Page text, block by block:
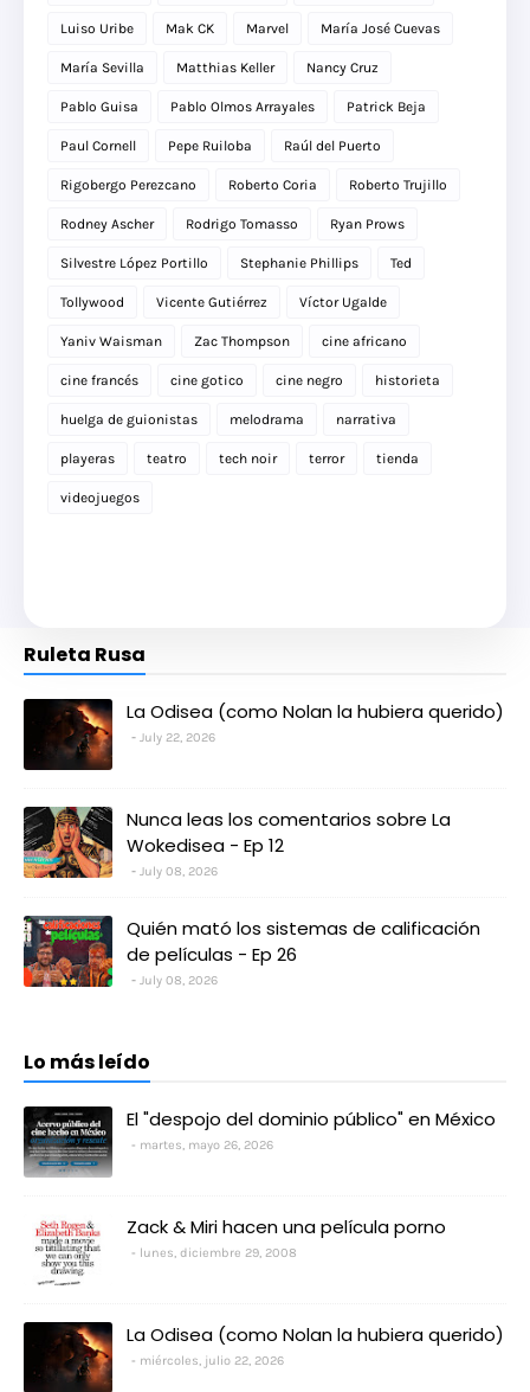
Luiso Uribe Mak CK Marvel María José Cuevas
María Sevilla Matthias Keller Nancy Cruz
Pablo Guisa Pablo Olmos Arrayales Patrick Beja
Paul Cornell Pepe Ruiloba Raúl del Puerto
Rigobergo Perezcano Roberto Coria Roberto Trujillo
Rodney Ascher Rodrigo Tomasso Ryan Prows
Silvestre López Portillo Stephanie Phillips Ted
Tollywood Vicente Gutiérrez Víctor Ugalde
Yaniv Waisman Zac Thompson cine africano
cine francés cine gotico cine negro historieta
huelga de guionistas melodrama narrativa
playeras teatro tech noir terror tienda
videojuegos
Ruleta Rusa
La Odisea (como Nolan la hubiera querido)
July 22, 2026
Nunca leas los comentarios sobre La
Wokedisea - Ep 12
July 08, 2026
Quién mató los sistemas de calificación
de películas - Ep 26
July 08, 2026
Lo más leído
El "despojo del dominio público" en México
martes, mayo 26, 2026
Zack & Miri hacen una película porno
lunes, diciembre 29, 2008
La Odisea (como Nolan la hubiera querido)
miércoles, julio 22, 2026